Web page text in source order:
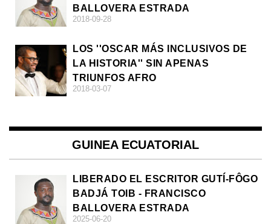
BALLOVERA ESTRADA
2018-09-28
LOS ''OSCAR MÁS INCLUSIVOS DE
LA HISTORIA'' SIN APENAS
TRIUNFOS AFRO
2018-03-07
GUINEA ECUATORIAL
LIBERADO EL ESCRITOR GUTÍ-FÔGO
BADJÁ TOIB - FRANCISCO
BALLOVERA ESTRADA
2025-06-20